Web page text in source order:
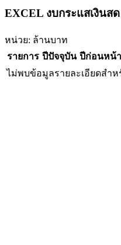
EXCEL งบกระแสเงินส
หน่วย: ล้านบาท
รายการ ปีปัจจุบัน ปีก่อนหน้า
ไม่พบข้อมูลรายละเอียดสำ